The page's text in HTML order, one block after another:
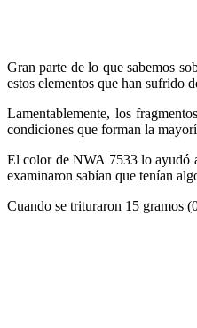
Gran parte de lo que sabemos
estos elementos que han sufrido
Lamentablemente, los
condiciones que forman la
El color de NWA 7533 lo ayudó
examinaron sabían que tenían
Cuando se trituraron 15 gramos